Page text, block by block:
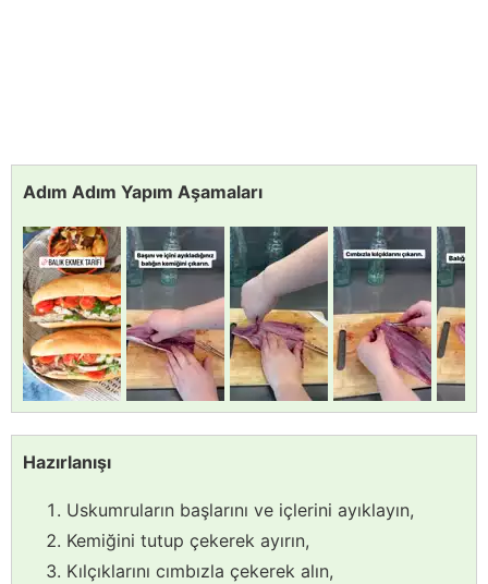
Adım Adım Yapım Aşamaları
Hazırlanışı
Uskumruların başlarını ve içlerini ayıklayın,
Kemiğini tutup çekerek ayırın,
Kılçıklarını cımbızla çekerek alın,